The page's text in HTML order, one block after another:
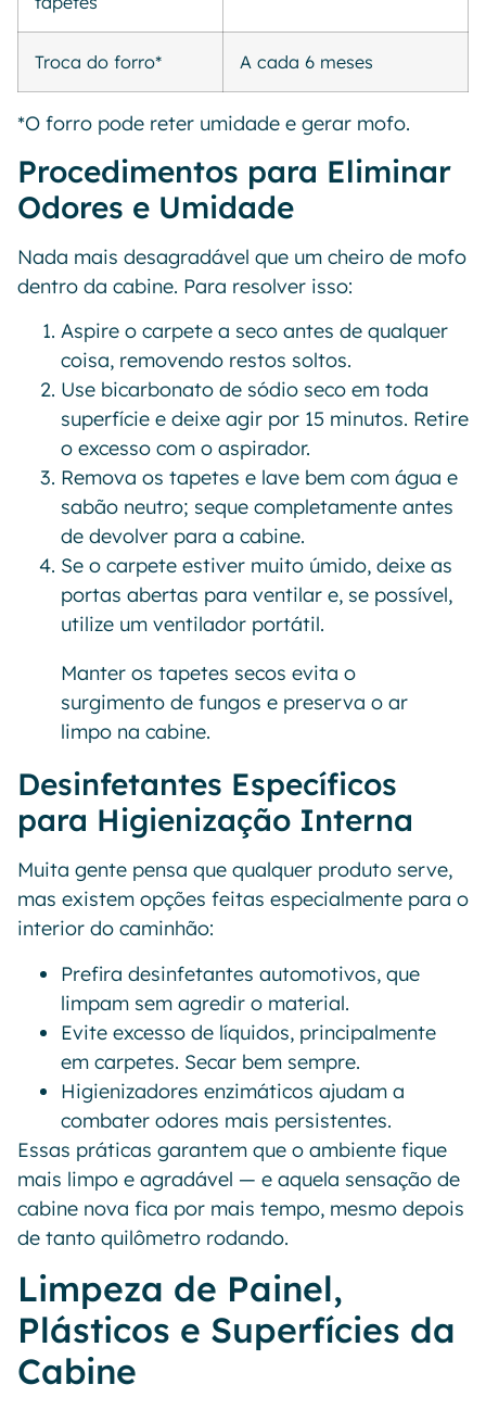
Troca do forro* A cada 6 meses
*O forro pode reter umidade e gerar mofo.
Procedimentos para Eliminar
Odores e Umidade
Nada mais desagradável que um cheiro de mofo
dentro da cabine. Para resolver isso:
Aspire o carpete a seco antes de qualquer
coisa, removendo restos soltos.
Use bicarbonato de sódio seco em toda
superfície e deixe agir por 15 minutos. Retire
o excesso com o aspirador.
Remova os tapetes e lave bem com água e
sabão neutro; seque completamente antes
de devolver para a cabine.
Se o carpete estiver muito úmido, deixe as
portas abertas para ventilar e, se possível,
utilize um ventilador portátil.
Manter os tapetes secos evita o
surgimento de fungos e preserva o ar
limpo na cabine.
Desinfetantes Específicos
para Higienização Interna
Muita gente pensa que qualquer produto serve,
mas existem opções feitas especialmente para o
interior do caminhão:
Prefira desinfetantes automotivos, que
limpam sem agredir o material.
Evite excesso de líquidos, principalmente
em carpetes. Secar bem sempre.
Higienizadores enzimáticos ajudam a
combater odores mais persistentes.
Essas práticas garantem que o ambiente fique
mais limpo e agradável — e aquela sensação de
cabine nova fica por mais tempo, mesmo depois
de tanto quilômetro rodando.
Limpeza de Painel,
Plásticos e Superfícies da
Cabine